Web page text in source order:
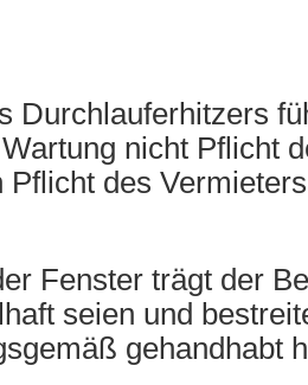
Durchlauferhitzers
nicht Pflicht
Pflicht des
Fenster trägt der
seien und
gehandhabt